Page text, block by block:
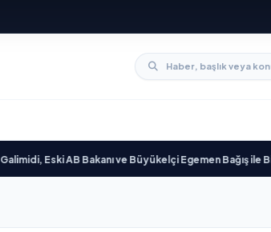
AB Bakanı ve Büyükelçi Egemen Bağış ile Bir Araya